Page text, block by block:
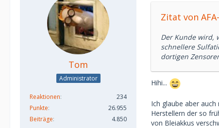
Tom
Administrator
Reaktionen
234
Punkte
26.955
Beiträge
4.850
Zitat von
Der Kunde wird,
schnellere
dortigen
Hihi...
Ich glaube aber
Herstellern der so
von Bleiakkus